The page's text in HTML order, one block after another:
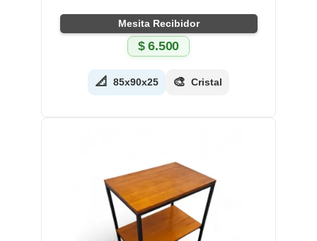
Mesita Recibidor
$6.500
📐 85x90x25 🎨 Cristal